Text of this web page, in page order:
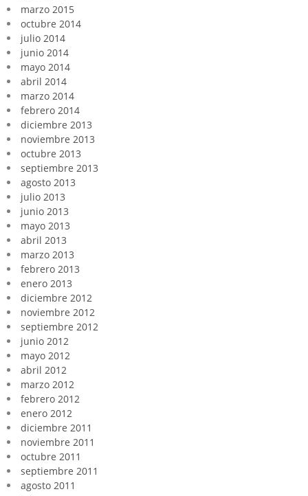
marzo 2015
octubre 2014
julio 2014
junio 2014
mayo 2014
abril 2014
marzo 2014
febrero 2014
diciembre 2013
noviembre 2013
octubre 2013
septiembre 2013
agosto 2013
julio 2013
junio 2013
mayo 2013
abril 2013
marzo 2013
febrero 2013
enero 2013
diciembre 2012
noviembre 2012
septiembre 2012
junio 2012
mayo 2012
abril 2012
marzo 2012
febrero 2012
enero 2012
diciembre 2011
noviembre 2011
octubre 2011
septiembre 2011
agosto 2011